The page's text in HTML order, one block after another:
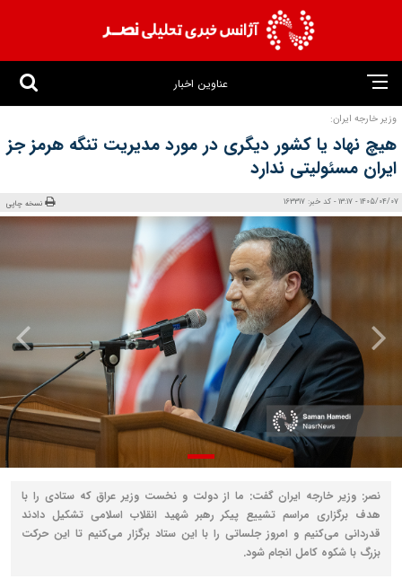
عناوین اخبار
وزیر خارجه ایران:
هیچ نهاد یا کشور دیگری در مورد مدیریت تنگه هرمز جز
ایران مسئولیتی ندارد
1405/04/07 - 13:17 - کد خبر: 163317 نسخه چاپی
نصر: وزیر خارجه ایران گفت: ما از دولت و نخست وزیر عراق که ستادی را با
هدف برگزاری مراسم تشییع پیکر رهبر شهید انقلاب اسلامی تشکیل دادند
قدردانی می‌کنیم و امروز جلساتی را با این ستاد برگزار می‌کنیم تا این حرکت
بزرگ با شکوه کامل انجام شود.